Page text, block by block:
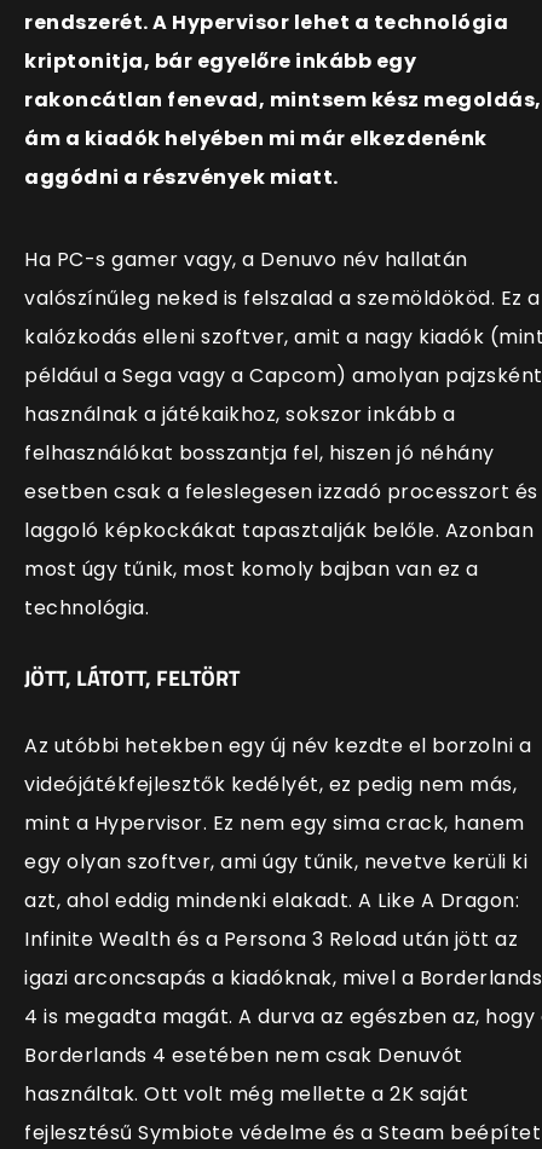
rendszerét. A Hypervisor lehet a technológia
kriptonitja, bár egyelőre inkább egy
rakoncátlan fenevad, mintsem kész megoldás,
ám a kiadók helyében mi már elkezdenénk
aggódni a részvények miatt.
Ha PC-s gamer vagy, a Denuvo név hallatán
valószínűleg neked is felszalad a szemöldököd. Ez a
kalózkodás elleni szoftver, amit a nagy kiadók
például a Sega vagy a Capcom) amolyan pajzsként
használnak a játékaikhoz, sokszor inkább a
felhasználókat bosszantja fel, hiszen jó néhány
esetben csak a feleslegesen izzadó processzort és
laggoló képkockákat tapasztalják belőle. Azonban
most úgy tűnik, most komoly bajban van ez a
technológia.
JÖTT, LÁTOTT, FELTÖRT
Az utóbbi hetekben egy új név kezdte el borzolni a
videójátékfejlesztők kedélyét, ez pedig nem más,
mint a Hypervisor. Ez nem egy sima crack, hanem
egy olyan szoftver, ami úgy tűnik, nevetve kerüli ki
azt, ahol eddig mindenki elakadt. A Like A Dragon:
Infinite Wealth és a Persona 3 Reload után jött az
igazi arconcsapás a kiadóknak, mivel a Borderlands
4 is megadta magát. A durva az egészben az, hogy
Borderlands 4 esetében nem csak Denuvót
használtak. Ott volt még mellette a 2K saját
fejlesztésű Symbiote védelme és a Steam